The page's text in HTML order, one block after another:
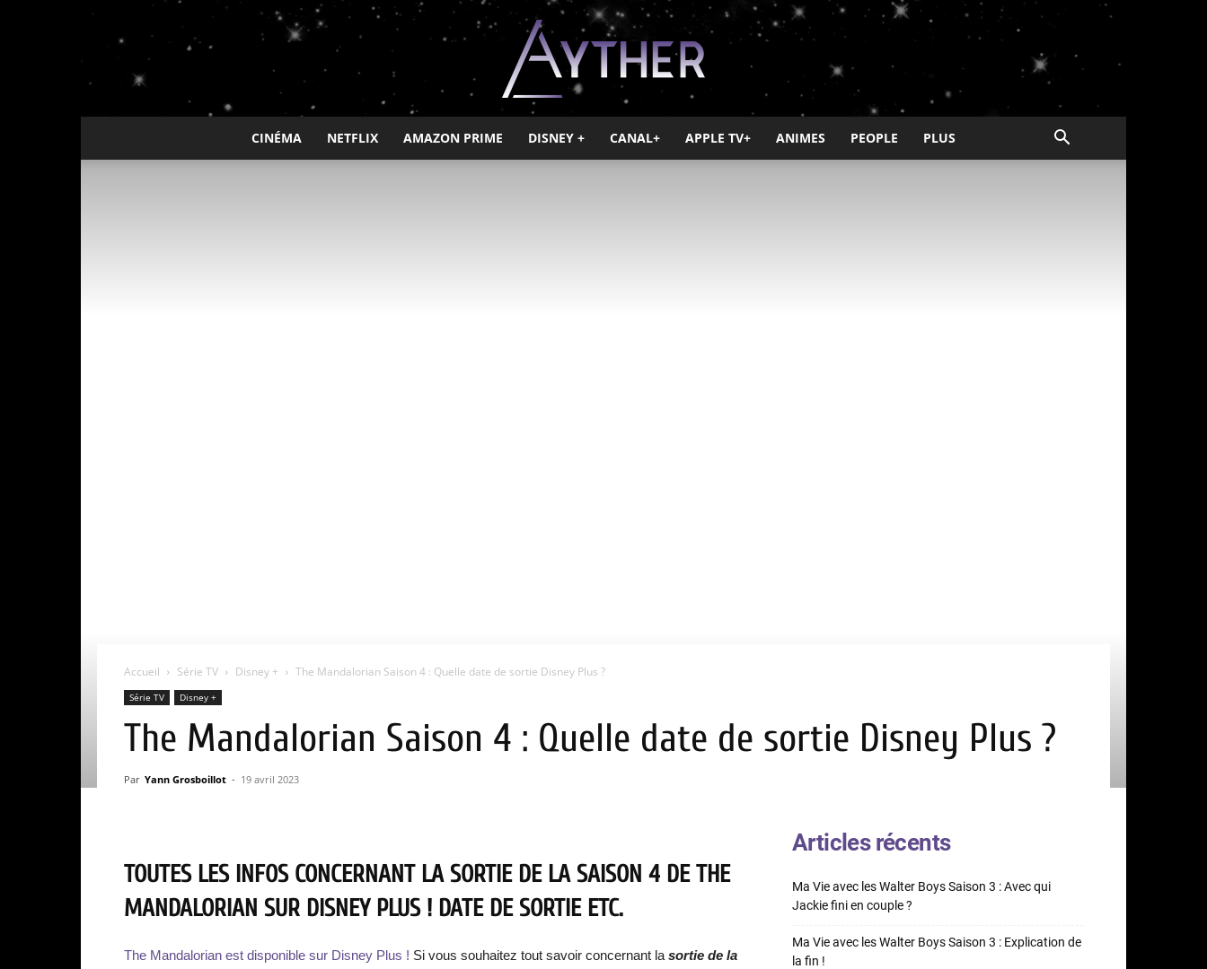
Ayther
CINÉMA NETFLIX AMAZON PRIME DISNEY + CANAL+ APPLE TV+ ANIMES PEOPLE PLUS
Accueil Série TV Disney + The Mandalorian Saison 4 : Quelle date de sortie Disney Plus ?
Série TV Disney +
The Mandalorian Saison 4 : Quelle date de sortie Disney Plus ?
Par Yann Grosboillot - 19 avril 2023
TOUTES LES INFOS CONCERNANT LA SORTIE DE LA SAISON 4 DE THE
MANDALORIAN SUR DISNEY PLUS ! DATE DE SORTIE ETC.
The Mandalorian est disponible sur Disney Plus ! Si vous souhaitez tout savoir concernant la sortie de la
Articles récents
Ma Vie avec les Walter Boys Saison 3 : Avec qui
Jackie fini en couple ?
Ma Vie avec les Walter Boys Saison 3 : Explication de
la fin !